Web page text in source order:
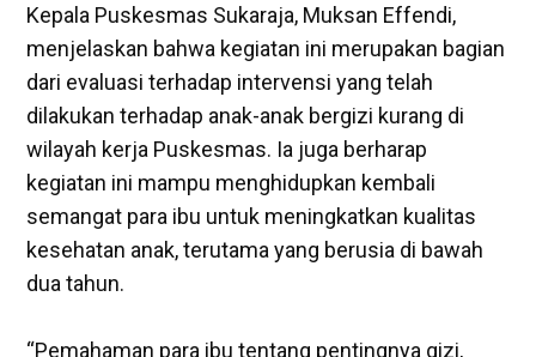
‎Kepala Puskesmas Sukaraja, Muksan Effendi,
menjelaskan bahwa kegiatan ini merupakan bagian
dari evaluasi terhadap intervensi yang telah
dilakukan terhadap anak-anak bergizi kurang di
wilayah kerja Puskesmas. Ia juga berharap
kegiatan ini mampu menghidupkan kembali
semangat para ibu untuk meningkatkan kualitas
kesehatan anak, terutama yang berusia di bawah
dua tahun.
“Pemahaman para ibu tentang pentingnya gizi,